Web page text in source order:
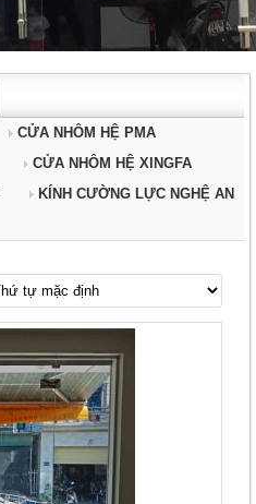
CỬA NHÔM HỆ PMA
CỬA NHÔM HỆ XINGFA
KÍNH CƯỜNG LỰC NGHỆ AN